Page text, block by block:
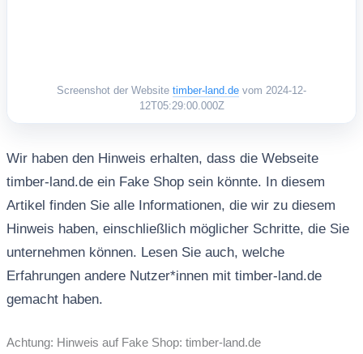
Screenshot der Website timber-land.de vom 2024-12-
12T05:29:00.000Z
Wir haben den Hinweis erhalten, dass die Webseite
timber-land.de ein Fake Shop sein könnte. In diesem
Artikel finden Sie alle Informationen, die wir zu diesem
Hinweis haben, einschließlich möglicher Schritte, die Sie
unternehmen können. Lesen Sie auch, welche
Erfahrungen andere Nutzer*innen mit timber-land.de
gemacht haben.
Achtung: Hinweis auf Fake Shop: timber-land.de